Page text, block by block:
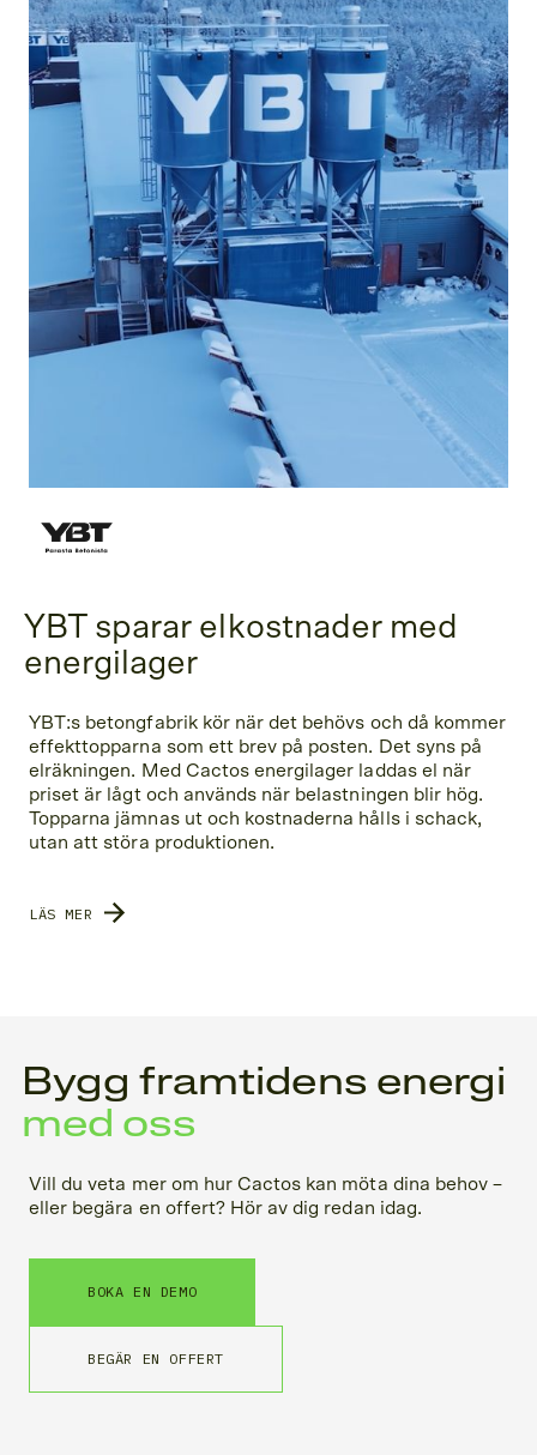
YBT sparar elkostnader med
energilager
YBT:s betongfabrik kör när det behövs och då kommer
effekttopparna som ett brev på posten. Det syns på
elräkningen. Med Cactos energilager laddas el när
priset är lågt och används när belastningen blir hög.
Topparna jämnas ut och kostnaderna hålls i schack,
utan att störa produktionen.
LÄS MER
Bygg framtidens energi
med oss
Vill du veta mer om hur Cactos kan möta dina behov –
eller begära en offert? Hör av dig redan idag.
BOKA EN DEMO
BEGÄR EN OFFERT